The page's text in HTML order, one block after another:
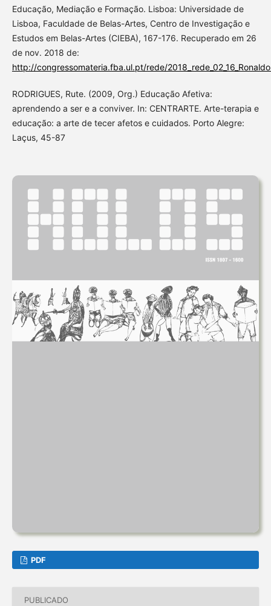
Educação, Mediação e Formação. Lisboa: Universidade de
Lisboa, Faculdade de Belas-Artes, Centro de Investigação e
Estudos em Belas-Artes (CIEBA), 167-176. Recuperado em 26
de nov. 2018 de:
http://congressomateria.fba.ul.pt/rede/
RODRIGUES, Rute. (2009, Org.) Educação Afetiva:
aprendendo a ser e a conviver. In: CENTRARTE. Arte-terapia e
educação: a arte de tecer afetos e cuidados. Porto Alegre:
Laçus, 45-87
PDF
PUBLICADO